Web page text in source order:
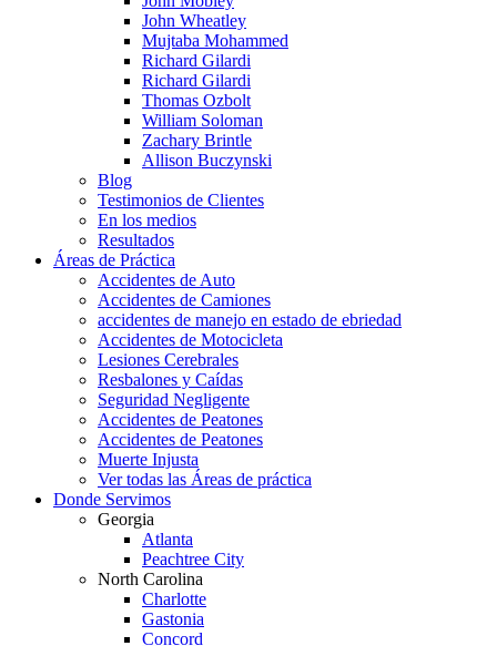
John Wheatley
Mujtaba Mohammed
Richard Gilardi
Richard Gilardi
Thomas Ozbolt
William Soloman
Zachary Brintle
Allison Buczynski
Blog
Testimonios de Clientes
En los medios
Resultados
Áreas de Práctica
Accidentes de Auto
Accidentes de Camiones
accidentes de manejo en estado de ebriedad
Accidentes de Motocicleta
Lesiones Cerebrales
Resbalones y Caídas
Seguridad Negligente
Accidentes de Peatones
Accidentes de Peatones
Muerte Injusta
Ver todas las Áreas de práctica
Donde Servimos
Georgia
Atlanta
Peachtree City
North Carolina
Charlotte
Gastonia
Concord